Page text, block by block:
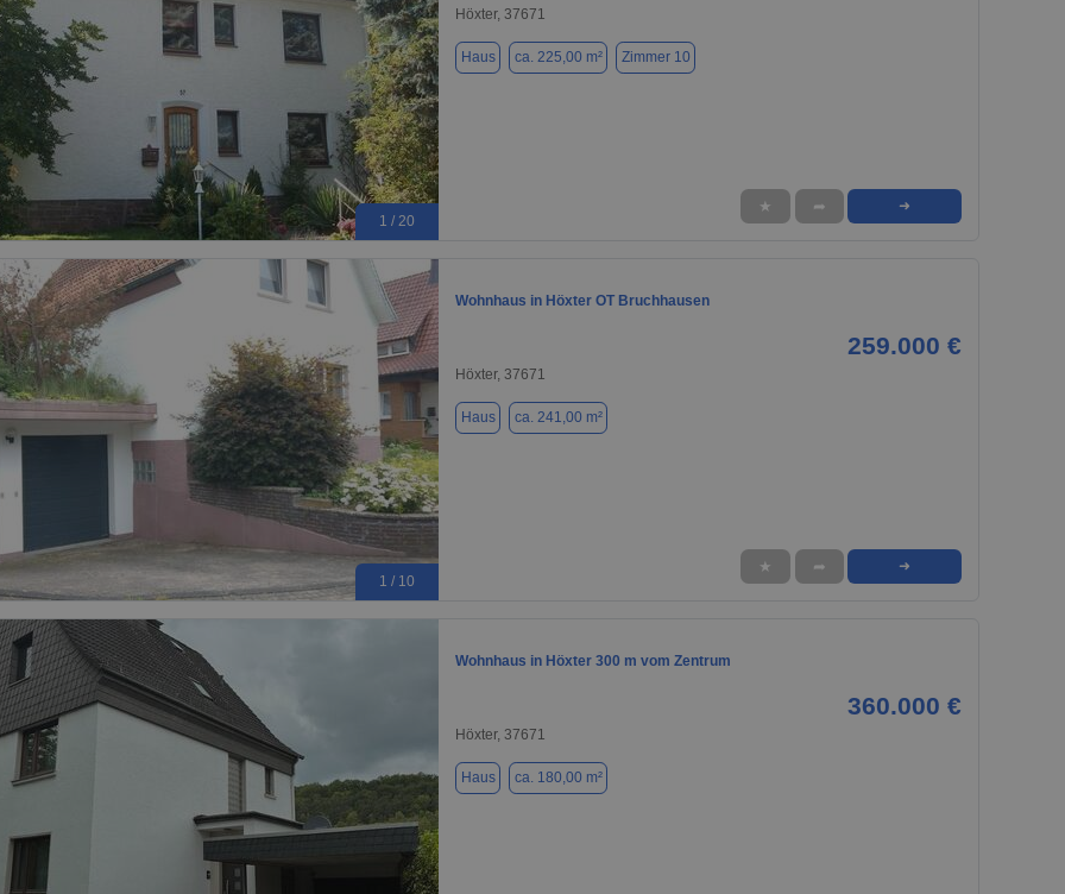
1 / 20
Höxter, 37671
Haus ca. 225,00 m² Zimmer 10
★ ➦ ➜
1 / 10
Wohnhaus in Höxter OT Bruchhausen
259.000 €
Höxter, 37671
Haus ca. 241,00 m²
★ ➦ ➜
Wohnhaus in Höxter 300 m vom Zentrum
360.000 €
Höxter, 37671
Haus ca. 180,00 m²